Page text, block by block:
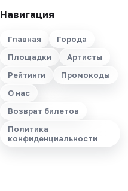
Навигация
Главная
Города
Площадки
Артисты
Рейтинги
Промокоды
О нас
Возврат билетов
Политика
конфиденциальности